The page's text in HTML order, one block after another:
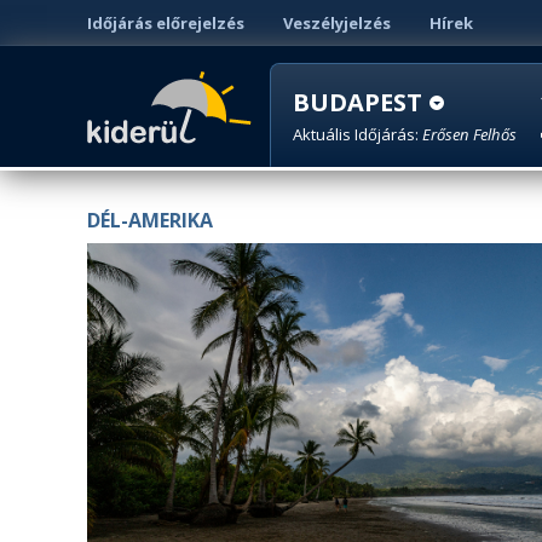
Időjárás előrejelzés Veszélyjelzés Hírek
BUDAPEST
Aktuális Időjárás: Erősen Felhős
DÉL-AMERIKA